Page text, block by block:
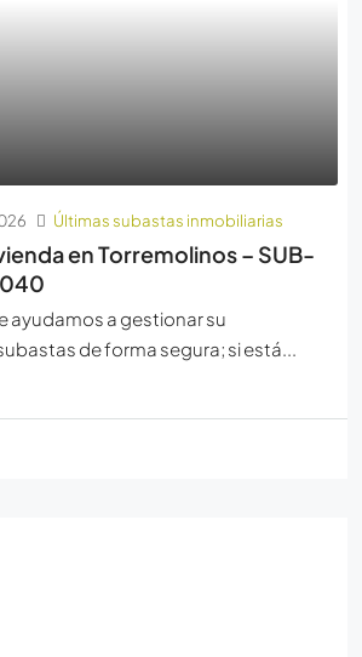
Últimas subastas inmobiliarias
en Torremolinos – SUB-
le ayudamos a gestionar su
de forma segura; si está...